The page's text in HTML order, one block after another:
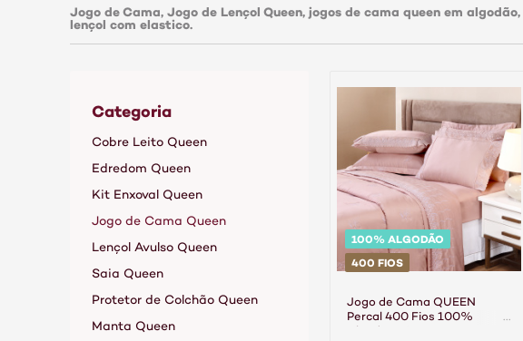
Jogo de Cama, Jogo de Lençol Queen, jogos de cama queen em
lençol com elastico.
Categoria
Cobre Leito Queen
Edredom Queen
Kit Enxoval Queen
Jogo de Cama Queen
Lençol Avulso Queen
Saia Queen
Protetor de Colchão Queen
Manta Queen
100% ALGODÃO
400 FIOS
Jogo de Cama QUEEN
Percal 400 Fios 100%